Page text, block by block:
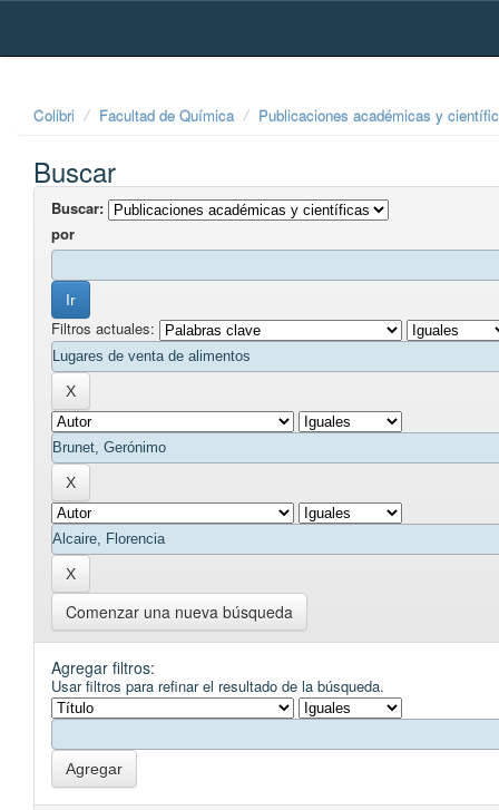
Skip
Colibri Facultad de Química Publicaciones académicas y
Buscar
Buscar:
por
Filtros actuales:
Comenzar una nueva búsqueda
Agregar filtros:
Usar filtros para refinar el resultado de la búsqueda.